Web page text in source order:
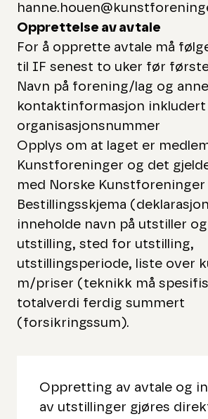
Opprettelse av avtale
For å opprette avtale må
til IF senest to uker før
Navn på forening/lag og
kontaktinformasjon inkludert
organisasjonsnummer
Opplys om at laget er
Kunstforeninger og det
med Norske Kunstforeninger
Bestillingsskjema
inneholde navn på utstiller
utstilling, sted for utstilling,
utstillingsperiode, liste over
m/priser (teknikk må
totalverdi ferdig summert
(forsikringssum).
Oppretting av avtale og
av utstillinger gjøres